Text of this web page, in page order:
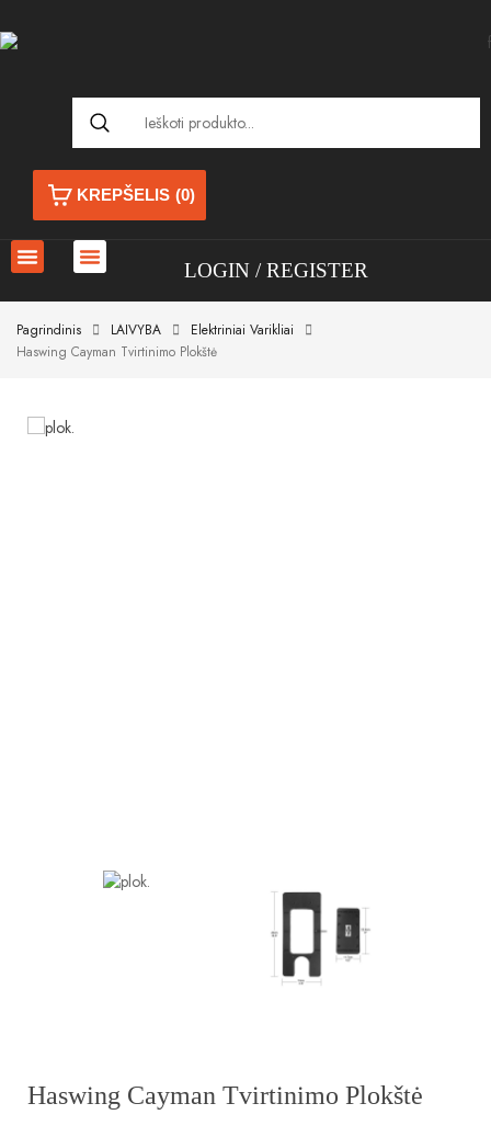
KREPŠELIS (0)
LOGIN REGISTER
Pagrindinis LAIVYBA
Elektriniai Varikliai
Haswing Cayman Tvirtinimo Plokštė
Haswing Cayman Tvirtinimo Plokštė